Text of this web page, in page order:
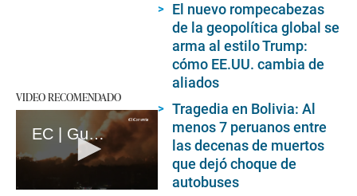
VIDEO RECOMENDADO
EC | Guerra en Gaza: A un año del ataque mortal de Hamás en Israel (loop)
El nuevo rompecabezas
de la geopolítica global se
arma al estilo Trump:
cómo EE.UU. cambia de
aliados
Tragedia en Bolivia: Al
menos 7 peruanos entre
las decenas de muertos
que dejó choque de
autobuses